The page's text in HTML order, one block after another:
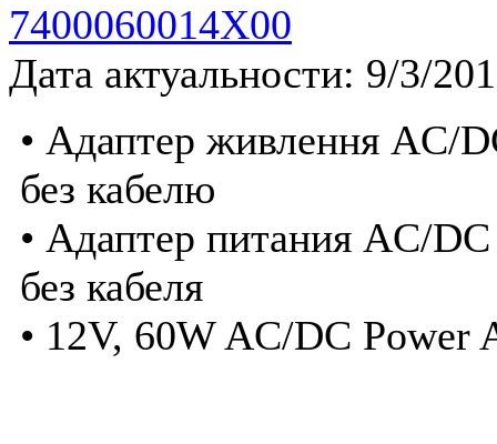
7400060014X00
Дата актуальности: 9/3/
• Адаптер живлення AC/
без кабелю
• Адаптер питания AC/
без кабеля
• 12V, 60W AC/DC Power